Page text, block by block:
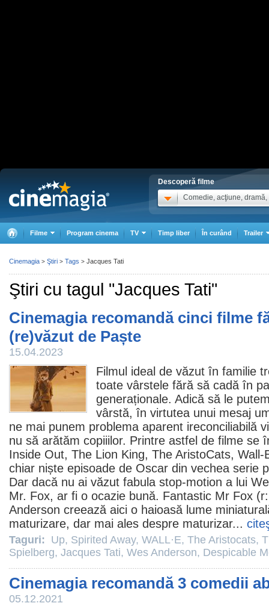
Descoperă filme
Comedie, acţiune, dramă,
Filme Program cinema TV Timp liber În curând Trailer
Ştiri cu tagul "Jacques Tati"
Cinemagia recomandă cinci filme
(re)văzut de Paște
15.04.2023
Filmul ideal de văzut în familie
toate vârstele fără să cadă în
generaționale. Adică să le
vârstă, în virtutea unui mesaj
ne mai punem problema aparent ireconciliabilă
nu să arătăm copiiilor. Printre astfel de filme se
Inside Out, The Lion King, The AristoCats, Wall-
chiar niște episoade de Oscar din vechea serie
Dar dacă nu ai văzut fabula stop-motion a lui
Mr. Fox, ar fi o ocazie bună. Fantastic Mr Fox
Anderson creează aici o haioasă lume
maturizare, dar mai ales despre maturizar...
Taguri: Up, Spirited Away, WALL·E, The Aristocats,
Spielberg, Jacques Tati, Wes Anderson, Despicable
Cinemagia recomandă 3 comedii
05.12.2021
Cinemagia > Ştiri > Tags > Jacques Tati